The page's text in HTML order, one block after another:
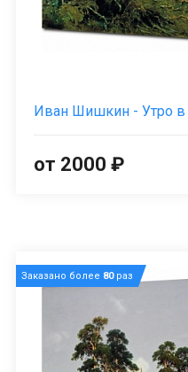
Иван Шишкин - Утро в
от 2000 ₽
Заказано более 80раз